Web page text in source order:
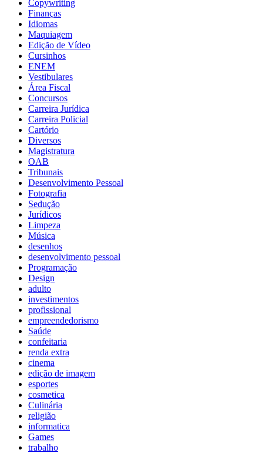
Copywriting
Finanças
Idiomas
Maquiagem
Edição de Vídeo
Cursinhos
ENEM
Vestibulares
Área Fiscal
Concursos
Carreira Jurídica
Carreira Policial
Cartório
Diversos
Magistratura
OAB
Tribunais
Desenvolvimento Pessoal
Fotografia
Sedução
Jurídicos
Limpeza
Música
desenhos
desenvolvimento pessoal
Programação
Design
adulto
investimentos
profissional
empreendedorismo
Saúde
confeitaria
renda extra
cinema
edição de imagem
esportes
cosmetica
Culinária
religião
informatica
Games
trabalho